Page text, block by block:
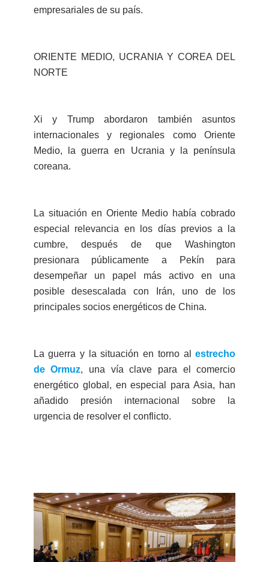
empresariales de su país.
ORIENTE MEDIO, UCRANIA Y COREA DEL
NORTE
Xi y Trump abordaron también asuntos
internacionales y regionales como Oriente
Medio, la guerra en Ucrania y la península
coreana.
La situación en Oriente Medio había cobrado
especial relevancia en los días previos a la
cumbre, después de que Washington
presionara públicamente a Pekín para
desempeñar un papel más activo en una
posible desescalada con Irán, uno de los
principales socios energéticos de China.
La guerra y la situación en torno alestrecho
de Ormuz, una vía clave para el comercio
energético global, en especial para Asia, han
añadido presión internacional sobre la
urgencia de resolver el conflicto.